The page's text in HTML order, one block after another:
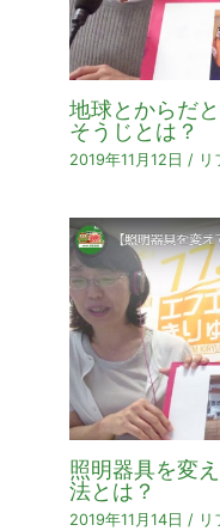
地球とからだ
そうじとは？
2019年11月12日 / リ
照明器具を変
法とは？
2019年11月14日 / リ